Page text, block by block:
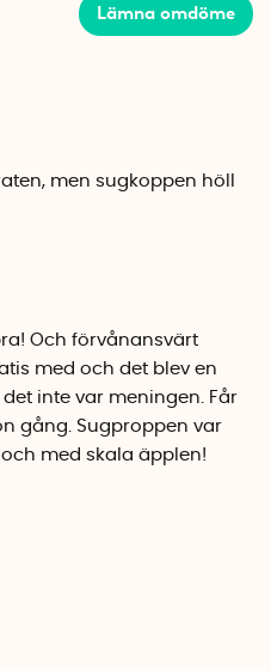
för köks- ochLämna omdöme
men sugkoppen höll
Och förvånansvärt
med och det blev en
inte var meningen. Får
gång. Sugproppen var
med skala äpplen!